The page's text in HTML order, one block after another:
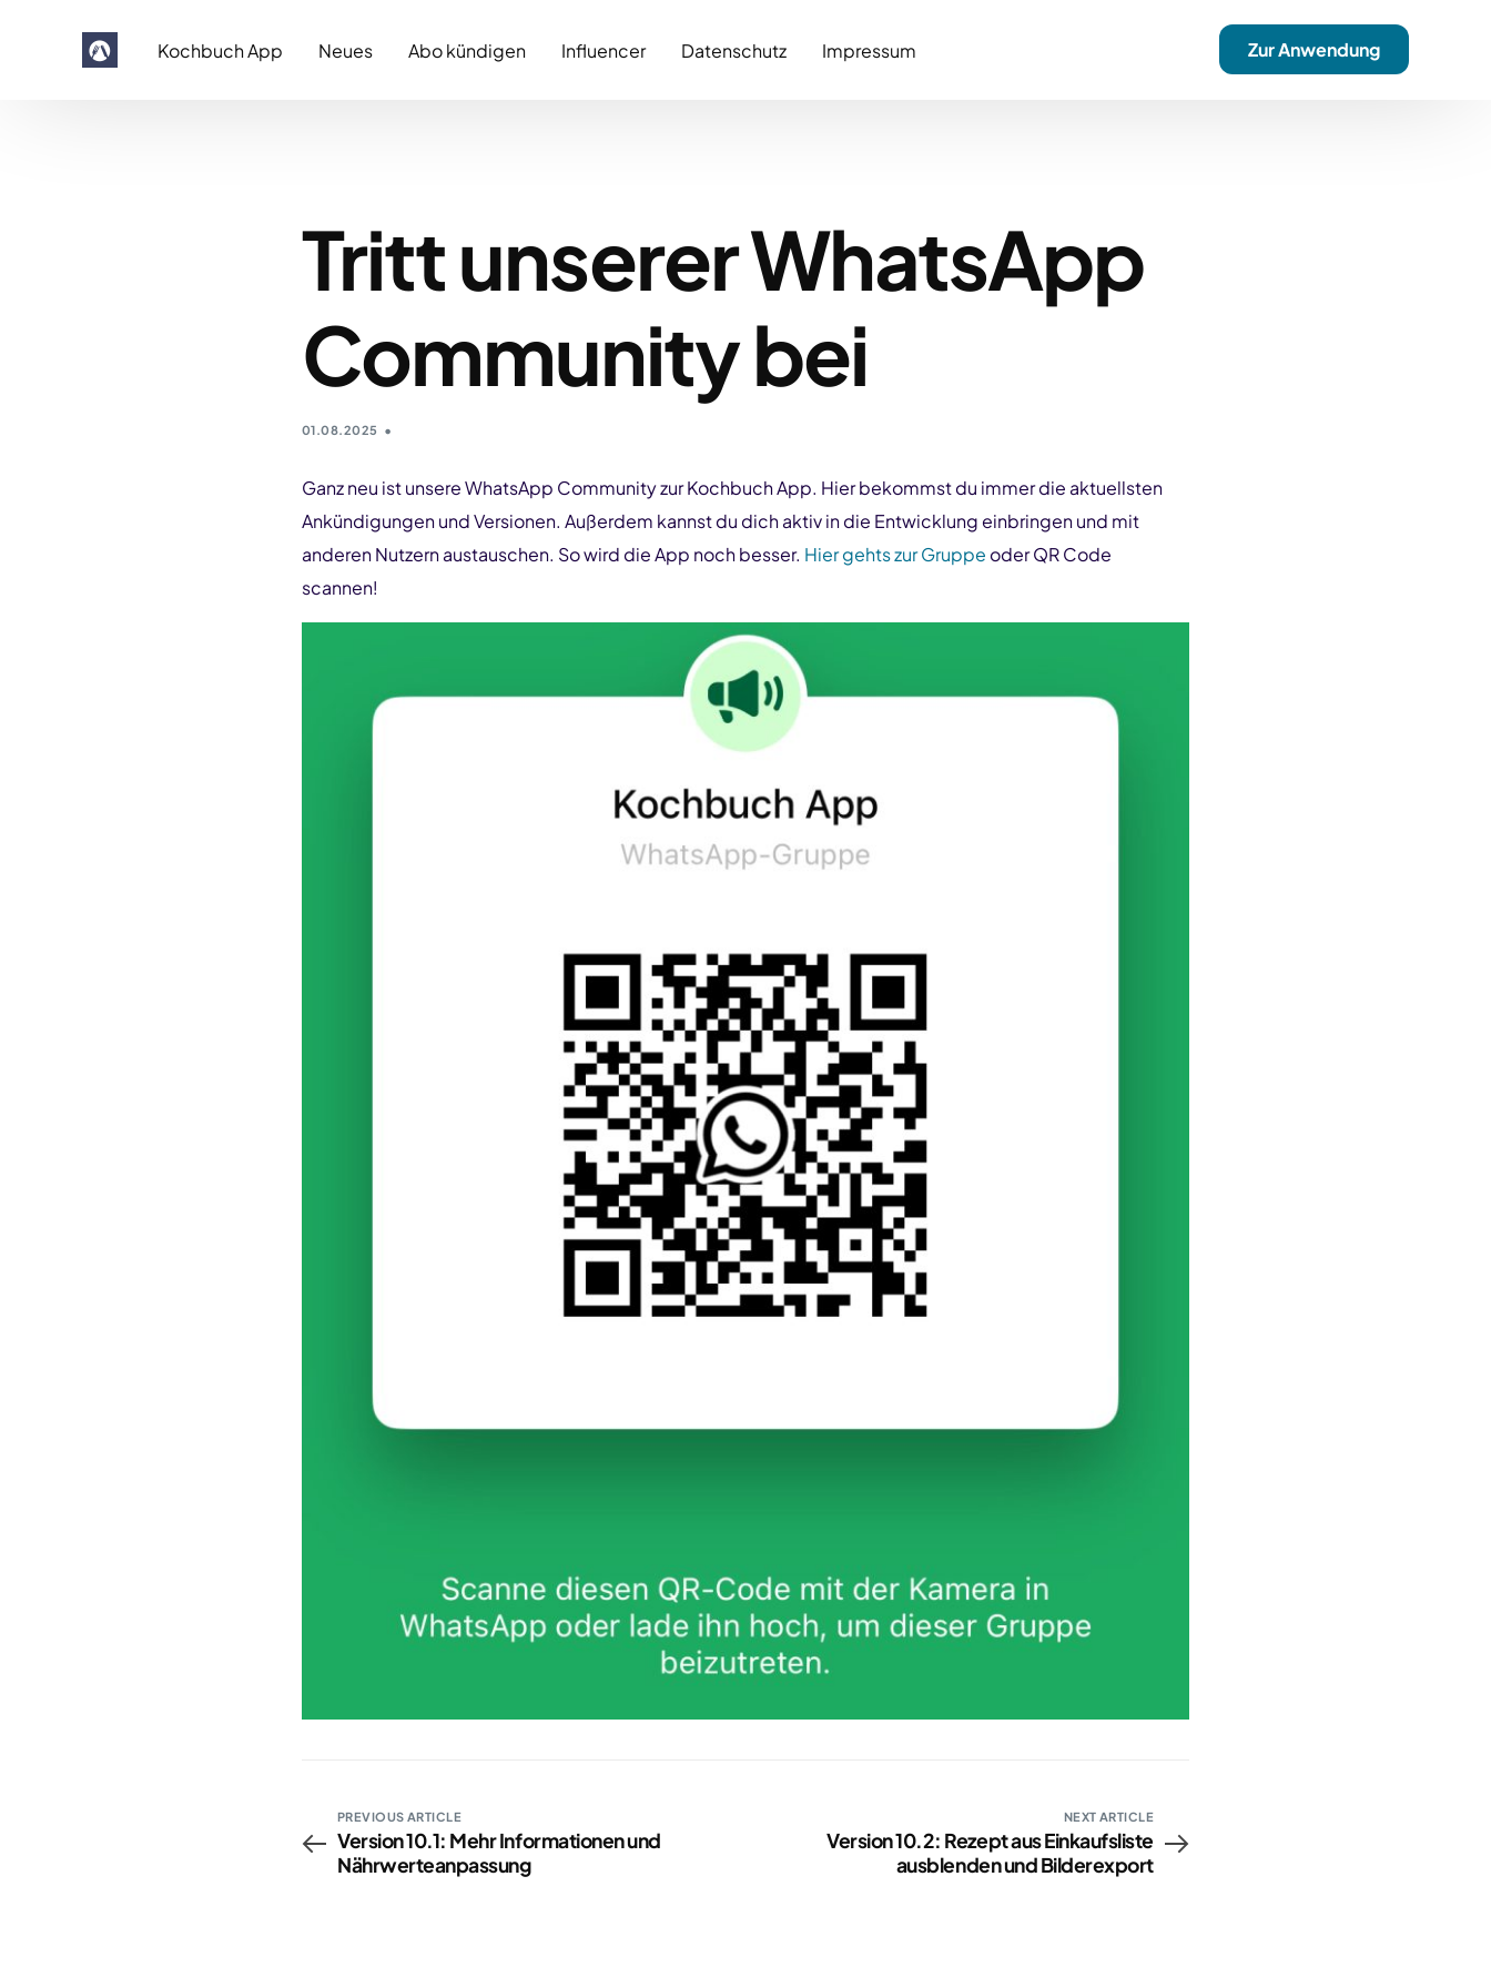
Kochbuch App Neues Abo kündigen Influencer Datenschutz Impressum Zur Anwendung
Tritt unserer WhatsApp
Community bei
01.08.2025
Ganz neu ist unsere WhatsApp Community zur Kochbuch App. Hier bekommst du immer die aktuellsten
Ankündigungen und Versionen. Außerdem kannst du dich aktiv in die Entwicklung einbringen und mit
anderen Nutzern austauschen. So wird die App noch besser. Hier gehts zur Gruppe oder QR Code
scannen!
PREVIOUS ARTICLE
Version 10.1: Mehr Informationen und
Nährwerteanpassung
NEXT ARTICLE
Version 10.2: Rezept aus Einkaufsliste
ausblenden und Bilderexport